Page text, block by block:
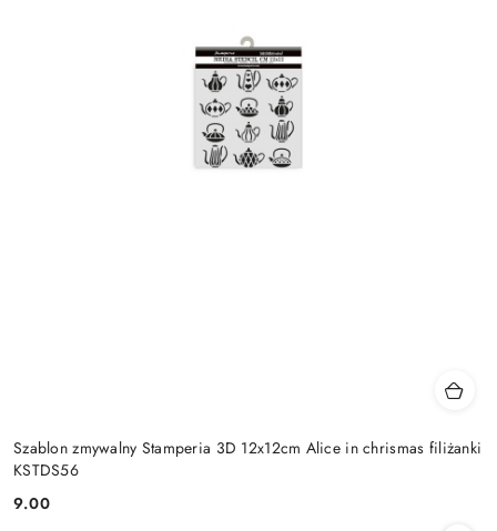
Szablon zmywalny Stamperia 3D 12x12cm Alice in chrismas filiżanki
KSTDS56
Cena:
9.00